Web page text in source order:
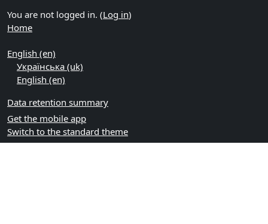
You are not logged in. (Log in)
Home
English ‎(en)‎
Українська ‎(uk)‎
English ‎(en)‎
Data retention summary
Get the mobile app
Switch to the standard theme